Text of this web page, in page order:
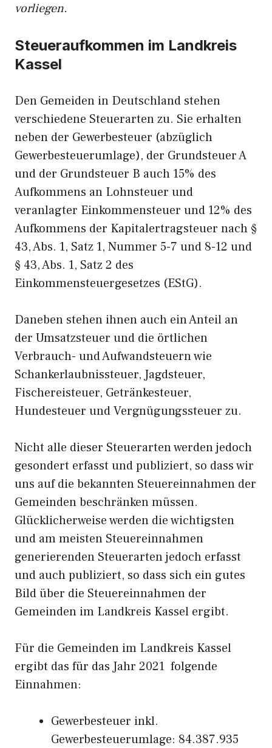
vorliegen.
Steueraufkommen im Landkreis
Kassel
Den Gemeiden in Deutschland stehen
verschiedene Steuerarten zu. Sie erhalten
neben der Gewerbesteuer (abzüglich
Gewerbesteuerumlage), der Grundsteuer A
und der Grundsteuer B auch 15% des
Aufkommens an Lohnsteuer und
veranlagter Einkommensteuer und 12% des
Aufkommens der Kapitalertragsteuer nach §
43, Abs. 1, Satz 1, Nummer 5-7 und 8-12 und
§ 43, Abs. 1, Satz 2 des
Einkommensteuergesetzes (EStG).
Daneben stehen ihnen auch ein Anteil an
der Umsatzsteuer und die örtlichen
Verbrauch- und Aufwandsteuern wie
Schankerlaubnissteuer, Jagdsteuer,
Fischereisteuer, Getränkesteuer,
Hundesteuer und Vergnügungssteuer zu.
Nicht alle dieser Steuerarten werden jedoch
gesondert erfasst und publiziert, so dass wir
uns auf die bekannten Steuereinnahmen der
Gemeinden beschränken müssen.
Glücklicherweise werden die wichtigsten
und am meisten Steuereinnahmen
generierenden Steuerarten jedoch erfasst
und auch publiziert, so dass sich ein gutes
Bild über die Steuereinnahmen der
Gemeinden im Landkreis Kassel ergibt.
Für die Gemeinden im Landkreis Kassel
ergibt das für das Jahr 2021 folgende
Einnahmen:
Gewerbesteuer inkl.
Gewerbesteuerumlage: 84.387.935